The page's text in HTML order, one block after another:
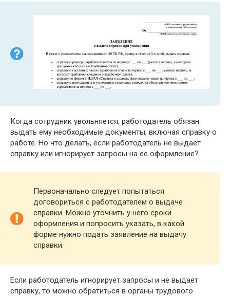
Когда сотрудник увольняется, работодатель обязан
выдать ему необходимые документы, включая справку о
работе. Но что делать, если работодатель не выдает
справку или игнорирует запросы на ее оформление?
Первоначально следует попытаться
договориться с работодателем о выдаче
справки. Можно уточнить у него сроки
оформления и попросить указать, в какой
форме нужно подать заявление на выдачу
справки.
Если работодатель игнорирует запросы и не выдает
справку, то можно обратиться в органы трудового